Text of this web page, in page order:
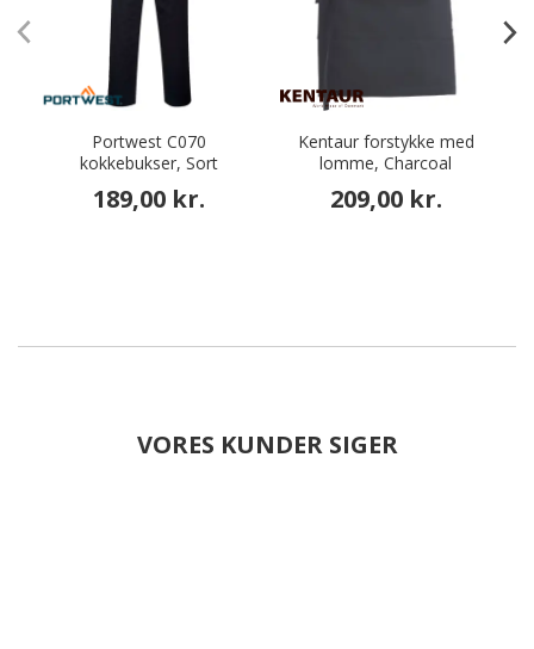
Portwest C070
kokkebukser, Sort
189,00 kr.
Kentaur forstykke med
lomme, Charcoal
209,00 kr.
VORES KUNDER SIGER